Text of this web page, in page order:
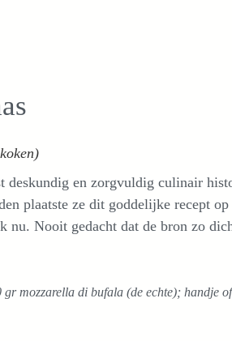
deskundig en zorgvuldig culinair
plaatste ze dit goddelijke recept
nu. Nooit gedacht dat de bron zo
mozzarella di bufala (de echte); handje